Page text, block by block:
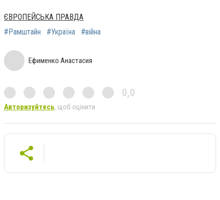
ЄВРОПЕЙСЬКА ПРАВДА
#Рамштайн
#Україна #війна
Ефименко Анастасия
0,0
Авторизуйтесь, щоб оцінити